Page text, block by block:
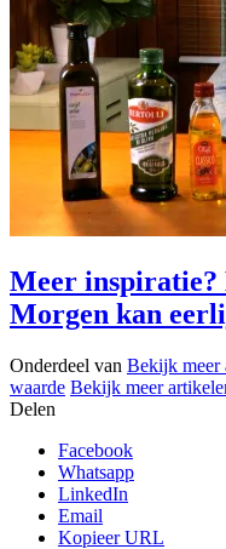
Meer
Morgen kan
Onderdeel van Bekijk meer
waarde Bekijk meer
Delen
Facebook
Whatsapp
LinkedIn
Email
Kopieer URL